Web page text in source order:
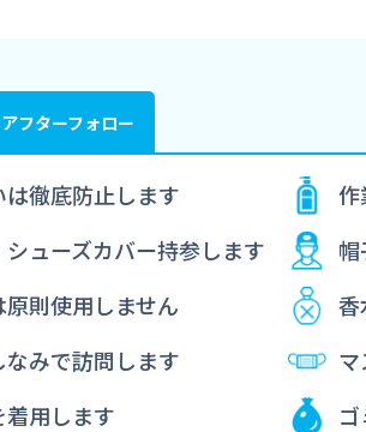
アフターフォロー
徹底防止します
作
ューズカバー持参します
則使用しません
香
みで訪問します
用します